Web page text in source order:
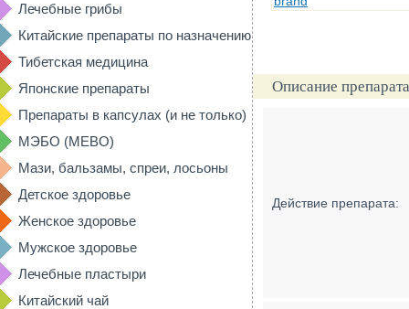
Лечебные грибы
Китайские препараты по назначению
Тибетская медицина
Японские препараты
Препараты в капсулах (и не только)
МЭБО (MEBO)
Мази, бальзамы, спреи, лосьоны
Детское здоровье
Женское здоровье
Мужское здоровье
Лечебные пластыри
Китайский чай
Описание
Действие препарата: